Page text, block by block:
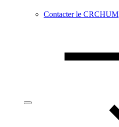
Contacter le CRCHUM